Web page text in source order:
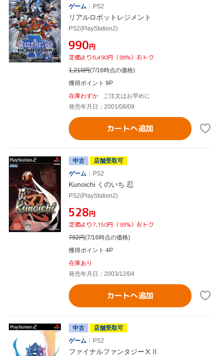
ゲーム PS2
リアルロボットレジメント
PS2(PlayStation2)
¥990円
定価より6,490円（86%）おトク
1,210円(7/16時点の価格)
獲得ポイント 9P
在庫わずか
ご注文はお早めに
発売年月日：2001/08/09
カートへ追加
中古
店舗受取可
ゲーム
PS2
Kunoichi くのいち 忍
PS2(PlayStation2)
¥528円
定価より7,150円（93%）おトク
792円(7/16時点の価格)
獲得ポイント 4P
在庫あり
発売年月日：2003/12/04
カートへ追加
中古
店舗受取可
ゲーム
PS2
ファイナルファンタジーⅩⅡ